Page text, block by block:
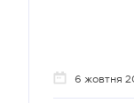
6 жовтня